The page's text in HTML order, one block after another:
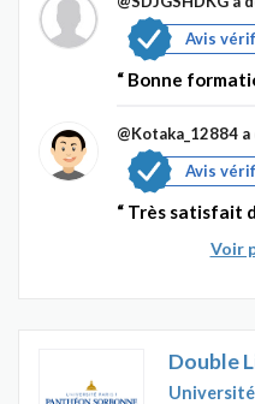
Avis
Bonne
@Kotaka_12884
Avis
Très satisfait
Voir
Double